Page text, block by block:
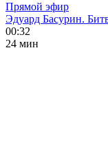
Прямой эфир
Эдуард Басурин.
00:32
24 мин